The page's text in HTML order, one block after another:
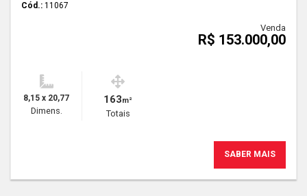
Cód.: 11067
Venda
R$ 153.000,00
8,15 x 20,77
Dimens.
163m²
Totais
SABER MAIS